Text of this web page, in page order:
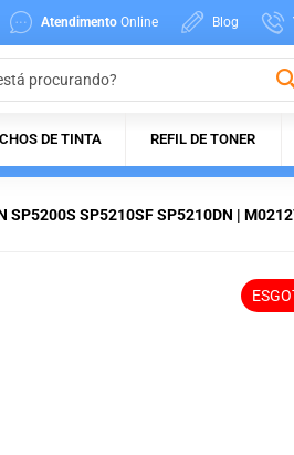
Atendimento Online Blog
DE TINTA REFIL DE TONER
SP5210SF SP5210DN |